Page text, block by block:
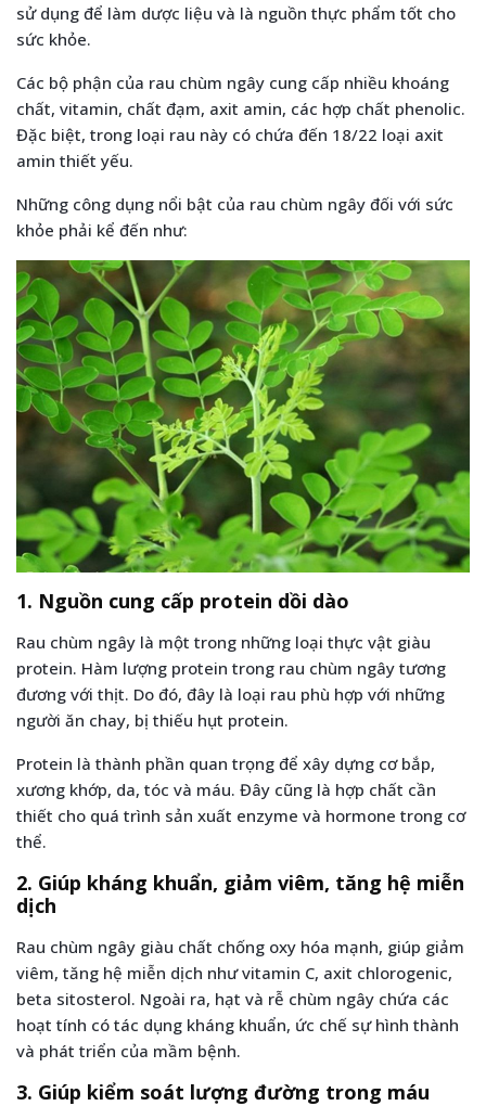
sử dụng để làm dược liệu và là nguồn thực phẩm tốt cho
sức khỏe.
Các bộ phận của rau chùm ngây cung cấp nhiều khoáng
chất, vitamin, chất đạm, axit amin, các hợp chất phenolic.
Đặc biệt, trong loại rau này có chứa đến 18/22 loại axit
amin thiết yếu.
Những công dụng nổi bật của rau chùm ngây đối với sức
khỏe phải kể đến như:
1. Nguồn cung cấp protein dồi dào
Rau chùm ngây là một trong những loại thực vật giàu
protein. Hàm lượng protein trong rau chùm ngây tương
đương với thịt. Do đó, đây là loại rau phù hợp với những
người ăn chay, bị thiếu hụt protein.
Protein là thành phần quan trọng để xây dựng cơ bắp,
xương khớp, da, tóc và máu. Đây cũng là hợp chất cần
thiết cho quá trình sản xuất enzyme và hormone trong cơ
thể.
2. Giúp kháng khuẩn, giảm viêm, tăng hệ miễn
dịch
Rau chùm ngây giàu chất chống oxy hóa mạnh, giúp giảm
viêm, tăng hệ miễn dịch như vitamin C, axit chlorogenic,
beta sitosterol. Ngoài ra, hạt và rễ chùm ngây chứa các
hoạt tính có tác dụng kháng khuẩn, ức chế sự hình thành
và phát triển của mầm bệnh.
3. Giúp kiểm soát lượng đường trong máu